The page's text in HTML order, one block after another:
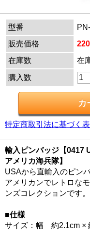
型番
販売価格
在庫数
在
購入数
特定商取引法に基づく
輸入ピンバッジ【0417
アメリカ海兵隊】
USAから直輸入のピン
アメリカンでレトロな
ンズコレクションです。
■仕様
サイズ：幅 約2.1cm ×